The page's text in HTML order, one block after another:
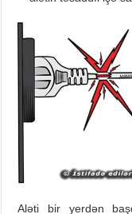
Aləti bir yerdən